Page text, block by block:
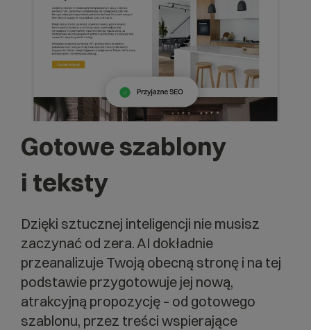
Gotowe szablony
i teksty
Dzięki sztucznej inteligencji nie musisz
zaczynać od zera. AI dokładnie
przeanalizuje Twoją obecną stronę i na tej
podstawie przygotowuje jej nową,
atrakcyjną propozycję – od gotowego
szablonu, przez treści wspierające